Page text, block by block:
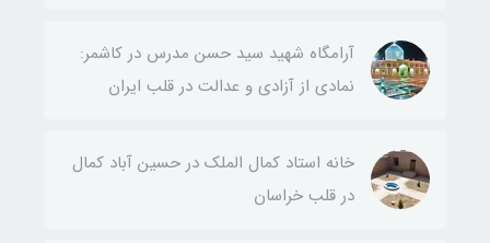
آرامگاه شهید سید حسن مدرس در کاشمر:
نمادی از آزادی و عدالت در قلب ایران
خانه استاد کمال الملک در حسین آباد کمال
در قلب خراسان